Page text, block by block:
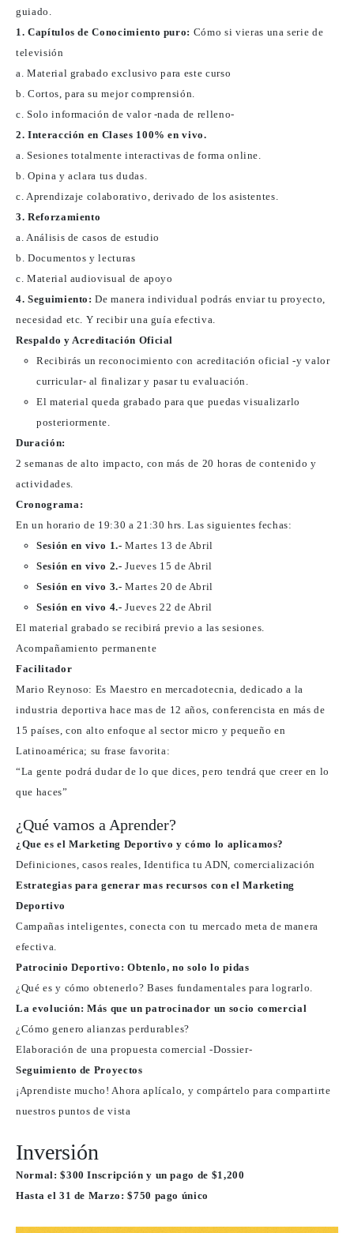
guiado.
1. Capítulos de Conocimiento puro: Cómo si vieras una serie de
televisión
a. Material grabado exclusivo para este curso
b. Cortos, para su mejor comprensión.
c. Solo información de valor -nada de relleno-
2. Interacción en Clases 100% en vivo.
a. Sesiones totalmente interactivas de forma online.
b. Opina y aclara tus dudas.
c. Aprendizaje colaborativo, derivado de los asistentes.
3. Reforzamiento
a. Análisis de casos de estudio
b. Documentos y lecturas
c. Material audiovisual de apoyo
4. Seguimiento:De manera individual podrás enviar tu proyecto,
necesidad etc. Y recibir una guía efectiva.
Respaldo y Acreditación Oficial
Recibirás un reconocimiento con acreditación oficial -y valor
curricular- al finalizar y pasar tu evaluación.
El material queda grabado para que puedas visualizarlo
posteriormente.
Duración:
2 semanas de alto impacto, con más de 20 horas de contenido y
actividades.
Cronograma:
En un horario de 19:30 a 21:30 hrs. Las siguientes fechas:
Sesión en vivo 1.- Martes 13 de Abril
Sesión en vivo 2.- Jueves 15 de Abril
Sesión en vivo 3.- Martes 20 de Abril
Sesión en vivo 4.- Jueves 22 de Abril
El material grabado se recibirá previo a las sesiones.
Acompañamiento permanente
Facilitador
Mario Reynoso: Es Maestro en mercadotecnia, dedicado a la
industria deportiva hace mas de 12 años, conferencista en más de
15 países, con alto enfoque al sector micro y pequeño en
Latinoamérica; su frase favorita:
“La gente podrá dudar de lo que dices, pero tendrá que creer en lo
que haces”
¿Qué vamos a Aprender?
¿Que es el Marketing Deportivo y cómo lo aplicamos?
Definiciones, casos reales, Identifica tu ADN, comercialización
Estrategias para generar mas recursos con el Marketing
Deportivo
Campañas inteligentes, conecta con tu mercado meta de manera
efectiva.
Patrocinio Deportivo: Obtenlo, no solo lo pidas
¿Qué es y cómo obtenerlo? Bases fundamentales para lograrlo.
La evolución: Más que un patrocinador un socio comercial
¿Cómo genero alianzas perdurables?
Elaboración de una propuesta comercial -Dossier-
Seguimiento de Proyectos
¡Aprendiste mucho! Ahora aplícalo, y compártelo para compartirte
nuestros puntos de vista
Inversión
Normal: $300 Inscripción y un pago de $1,200
Hasta el 31 de Marzo: $750 pago único